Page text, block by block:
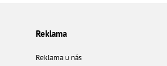
Reklama
Reklama u nás